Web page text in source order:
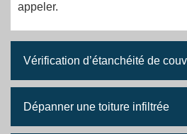
appeler.
Vérification d’étanchéité de
Dépanner une toiture infiltrée